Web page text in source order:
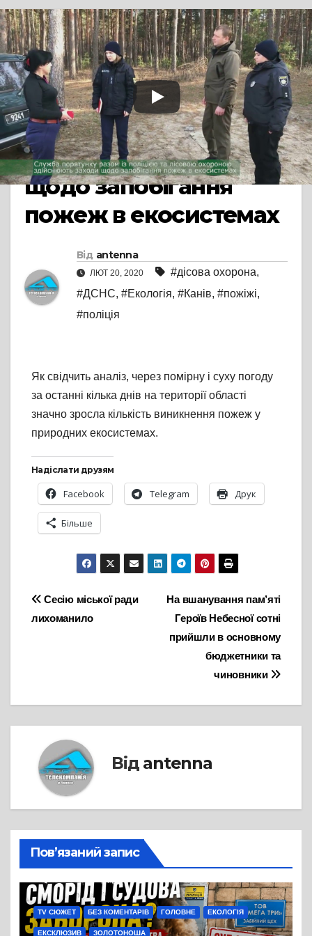
TV СЮЖЕТ
Служба порятунку
разом із поліцією та
лісовою охороною
здійснюють заходи
щодо запобігання
пожеж в екосистемах
Від antenna
ЛЮТ 20, 2020 #дісова охорона,
#ДСНС, #Екологія, #Канів, #пожіжі,
#поліція
Як свідчить аналіз, через помірну і суху погоду
за останні кілька днів на території області
значно зросла кількість виникнення пожеж у
природних екосистемах.
Надіслати друзям
Facebook Telegram Друк
Більше
Навігація
На вшанування пам’яті
Героїв Небесної сотні
прийшли в основному
бюджетники та
чиновники
Сесію міської ради
лихоманило
Від antenna
Пов’язаний запис
TV СЮЖЕТ БЕЗ КОМЕНТАРІВ ГОЛОВНЕ ЕКОЛОГІЯ
ЕКСКЛЮЗИВ ЗОЛОТОНОША